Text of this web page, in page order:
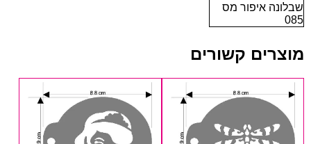
שבלונה איפור מס
085
מוצרים קשורים